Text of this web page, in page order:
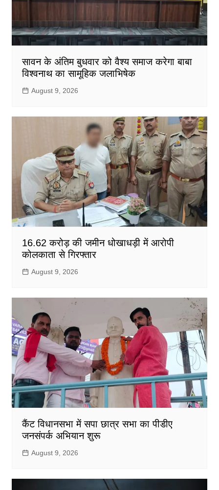
सावन के अंतिम बुधवार को वैश्य समाज करेगा बाबा
विश्वनाथ का सामूहिक जलाभिषेक
August 9, 2026
16.62 करोड़ की जमीन धोखाधड़ी में आरोपी
कोलकाता से गिरफ्तार
August 9, 2026
कैंट विधानसभा में सपा छात्र सभा का पीडीए
जनसंपर्क अभियान शुरू
August 9, 2026